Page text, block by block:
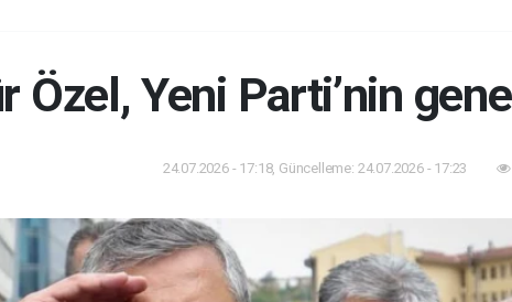
Özel, Yeni Parti’nin
24.07.2026 - 17:18, Güncelleme: 24.07.2026 - 17:23